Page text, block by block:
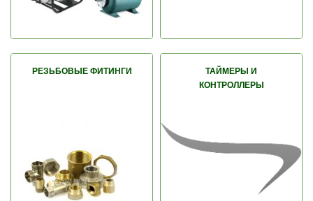
РЕЗЬБОВЫЕ ФИТИНГИ
ТАЙМЕРЫ И
КОНТРОЛЛЕРЫ